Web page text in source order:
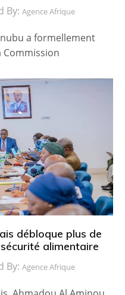
By: Agence Afrique
a formellement
Commission
débloque plus de
alimentaire
By: Agence Afrique